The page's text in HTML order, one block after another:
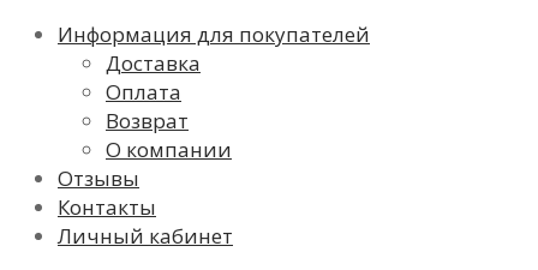
Информация для покупателей
Доставка
Оплата
Возврат
О компании
Отзывы
Контакты
Личный кабинет